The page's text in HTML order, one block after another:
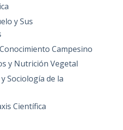
y Sus
Campesino
y Nutrición Vegetal
Sociología de la
Científica